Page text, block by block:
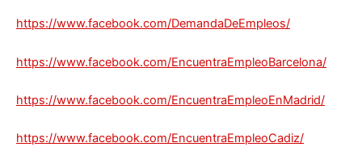
https://www.facebook.com/DemandaDeEmpleos/
https://www.facebook.com/EncuentraEmpleoBarcelona/
https://www.facebook.com/EncuentraEmpleoEnMadrid/
https://www.facebook.com/EncuentraEmpleoCadiz/